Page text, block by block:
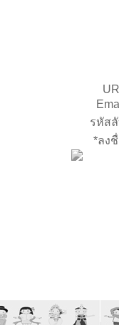
รหัส
*ลง